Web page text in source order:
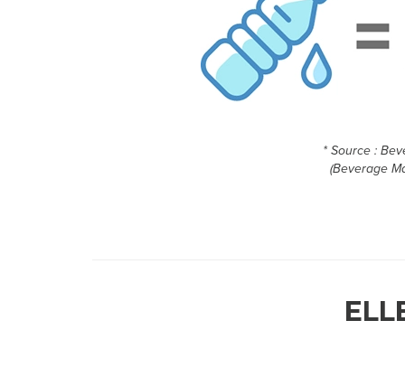
* Source :
(Beverage